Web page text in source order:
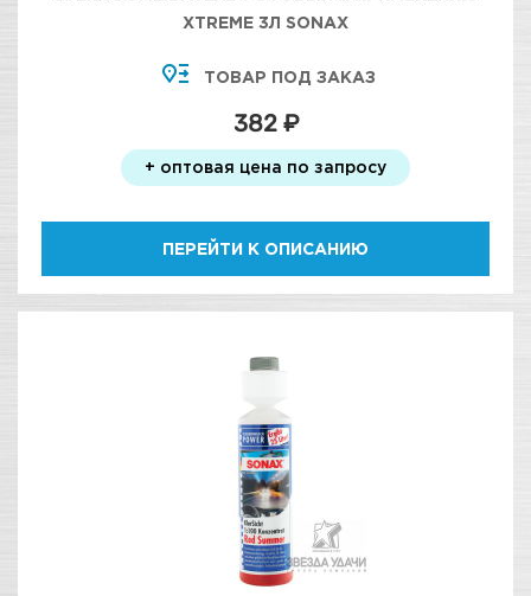
XTREME 3Л SONAX
ТОВАР ПОД ЗАКАЗ
382 ₽
+ оптовая цена по запросу
ПЕРЕЙТИ К ОПИСАНИЮ